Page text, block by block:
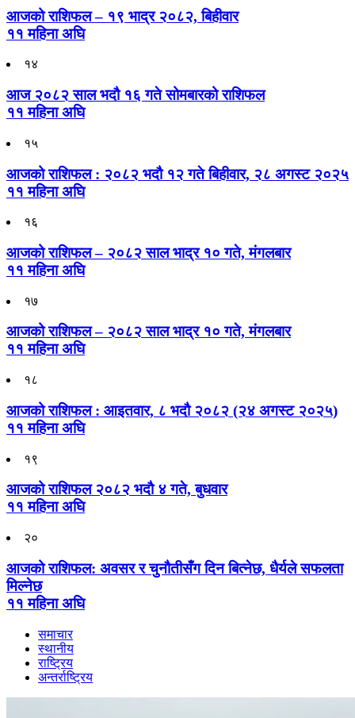
आजको राशिफल – १९ भाद्र २०८२, बिहीवार
११ महिना अघि
१४
आज २०८२ साल भदौ १६ गते सोमबारको राशिफल
११ महिना अघि
१५
आजको राशिफल : २०८२ भदौ १२ गते बिहीवार, २८ अगस्ट २०२५
११ महिना अघि
१६
आजको राशिफल – २०८२ साल भाद्र १० गते, मंगलबार
११ महिना अघि
१७
आजको राशिफल – २०८२ साल भाद्र १० गते, मंगलबार
११ महिना अघि
१८
आजको राशिफल : आइतवार, ८ भदौ २०८२ (२४ अगस्ट २०२५)
११ महिना अघि
१९
आजको राशिफल २०८२ भदाै ४ गते, बुधवार
११ महिना अघि
२०
आजको राशिफल: अवसर र चुनौतीसँग दिन बित्नेछ, धैर्यले सफलता
मिल्नेछ
११ महिना अघि
समाचार
स्थानीय
राष्ट्रिय
अन्तर्राष्ट्रिय